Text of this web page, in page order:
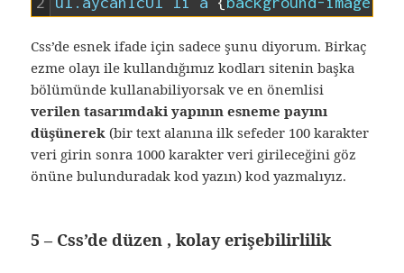
Css’de esnek ifade için sadece şunu diyorum. Birkaç
ezme olayı ile kullandığımız kodları sitenin başka
bölümünde kullanabiliyorsak ve en önemlisi
verilen tasarımdaki yapının esneme payını
düşünerek(bir text alanına ilk sefeder 100 karakter
veri girin sonra 1000 karakter veri girileceğini göz
önüne bulunduradak kod yazın) kod yazmalıyız.
5 – Css’de düzen , kolay erişebilirlilik